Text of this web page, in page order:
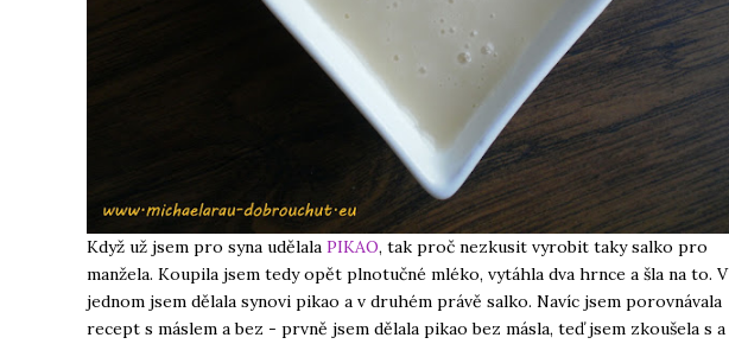
Když už jsem pro syna udělala PIKAO, tak proč nezkusit vyrobit taky salko pro
manžela. Koupila jsem tedy opět plnotučné mléko, vytáhla dva hrnce a šla na to. V
jednom jsem dělala synovi pikao a v druhém právě salko. Navíc jsem porovnávala
recept s máslem a bez - prvně jsem dělala pikao bez másla, teď jsem zkoušela s a